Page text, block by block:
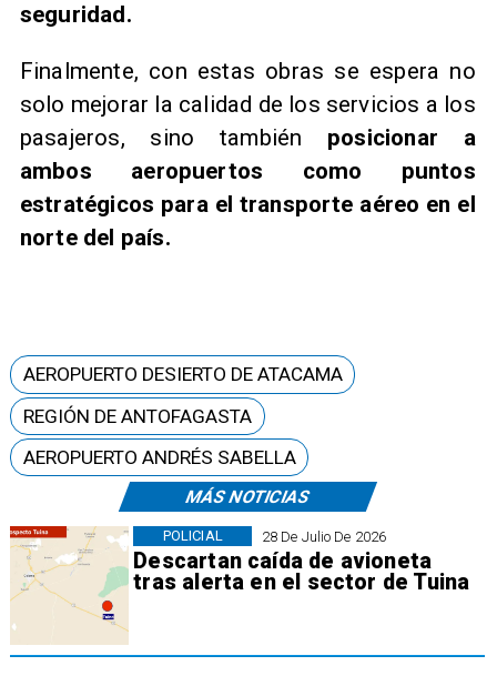
seguridad.
Finalmente, con estas obras se espera no
solo mejorar la calidad de los servicios a los
pasajeros, sino también posicionar a
ambos aeropuertos como puntos
estratégicos para el transporte aéreo en el
norte del país.
MÁS NOTICIAS
28 De Julio De 2026
Descartan caída de avioneta
tras alerta en el sector de Tuina
POLICIAL
AEROPUERTO DESIERTO DE ATACAMA
REGIÓN DE ANTOFAGASTA
AEROPUERTO ANDRÉS SABELLA